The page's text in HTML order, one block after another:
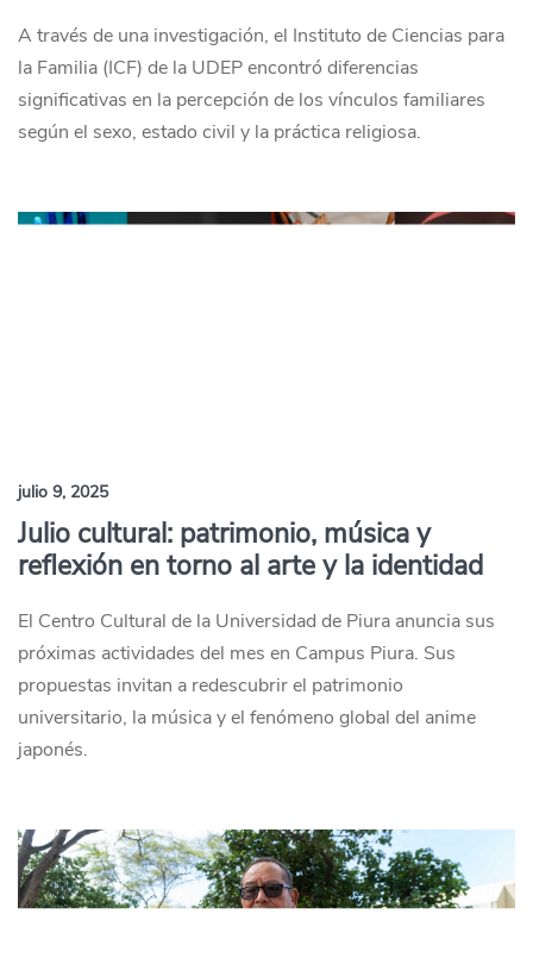
A través de una investigación, el Instituto de Ciencias para
la Familia (ICF) de la UDEP encontró diferencias
significativas en la percepción de los vínculos familiares
según el sexo, estado civil y la práctica religiosa.
julio 9, 2025
Julio cultural: patrimonio, música y
reflexión en torno al arte y la identidad
El Centro Cultural de la Universidad de Piura anuncia sus
próximas actividades del mes en Campus Piura. Sus
propuestas invitan a redescubrir el patrimonio
universitario, la música y el fenómeno global del anime
japonés.